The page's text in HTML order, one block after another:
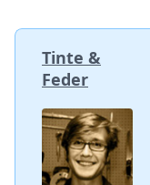
Tinte &
Feder